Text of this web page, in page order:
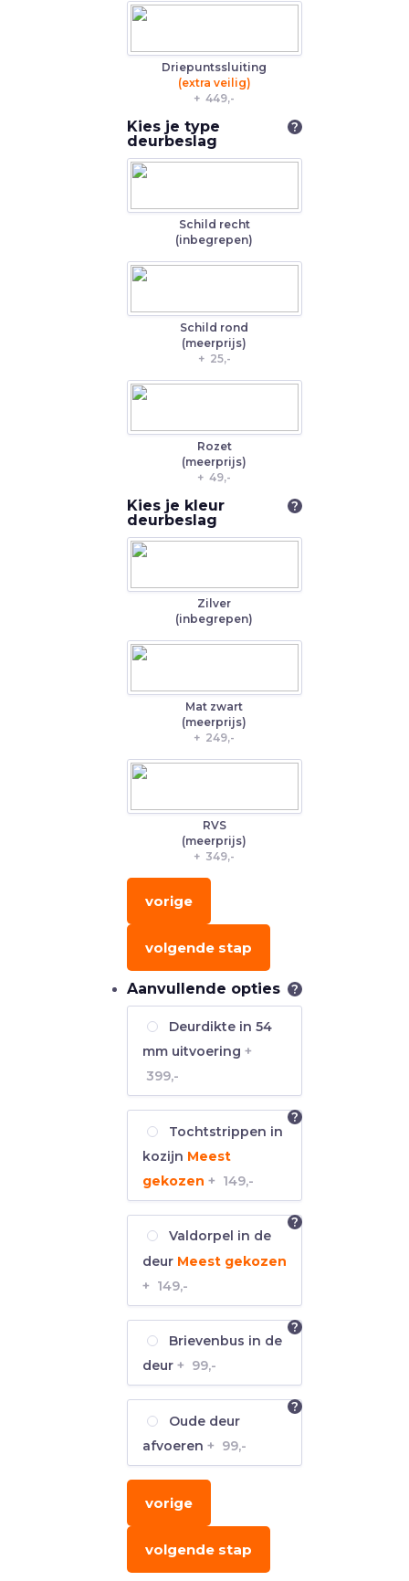
Driepuntssluiting
(extra veilig)
+ 449,-
Kies je type
deurbeslag
?
Schild recht
(inbegrepen)
Schild rond
(meerprijs)
+ 25,-
Rozet
(meerprijs)
+ 49,-
Kies je kleur
deurbeslag
?
Zilver
(inbegrepen)
Mat zwart
(meerprijs)
+ 249,-
RVS
(meerprijs)
+ 349,-
vorige
volgende stap
Aanvullende opties
Deurdikte in 54
mm uitvoering +
399,-
?
Tochtstrippen in
kozijn Meest
gekozen + 149,-
?
Valdorpel in de
deur Meest gekozen
+ 149,-
?
Brievenbus in de
deur + 99,-
?
Oude deur
afvoeren + 99,-
?
vorige
volgende stap